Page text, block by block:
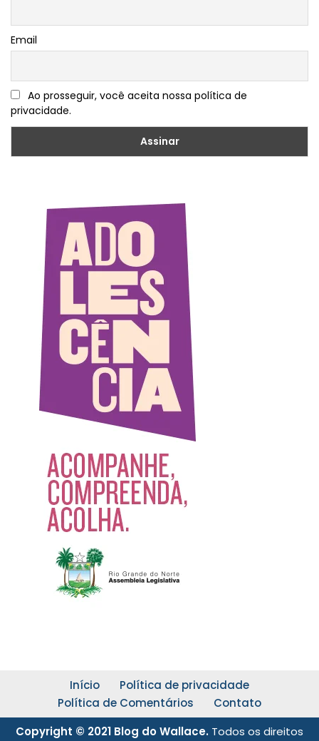
Email
Ao prosseguir, você aceita nossa política de
privacidade.
Início
Política de privacidade
Política de Comentários
Contato
Copyright © 2021 Blog do Wallace. Todos os direitos